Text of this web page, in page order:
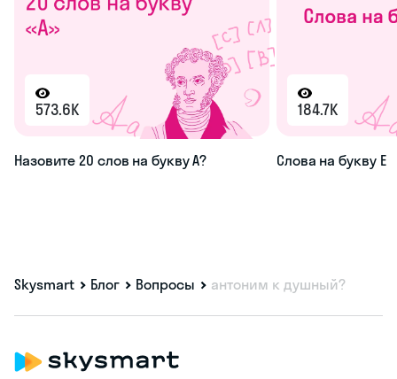
573.6K
Назовите 20 слов на букву А?
184.7K
Слова на букву Е
Skysmart Блог Вопросы антоним к душный?